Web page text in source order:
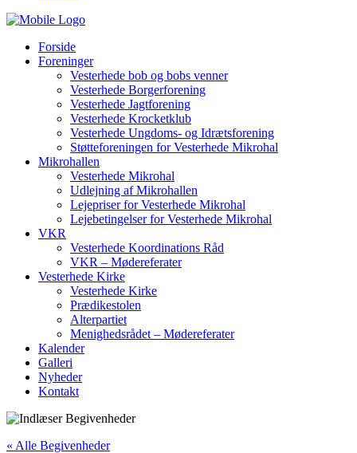
Forside
Foreninger
Vesterhede bob og bobs venner
Vesterhede Borgerforening
Vesterhede Jagtforening
Vesterhede Krocketklub
Vesterhede Ungdoms- og Idrætsforening
Støtteforeningen for Vesterhede Mikrohal
Mikrohallen
Vesterhede Mikrohal
Udlejning af Mikrohallen
Lejepriser for Vesterhede Mikrohal
Lejebetingelser for Vesterhede Mikrohal
VKR
Vesterhede Koordinations Råd
VKR – Mødereferater
Vesterhede Kirke
Vesterhede Kirke
Prædikestolen
Alterpartiet
Menighedsrådet – Mødereferater
Kalender
Galleri
Nyheder
Kontakt
« Alle Begivenheder